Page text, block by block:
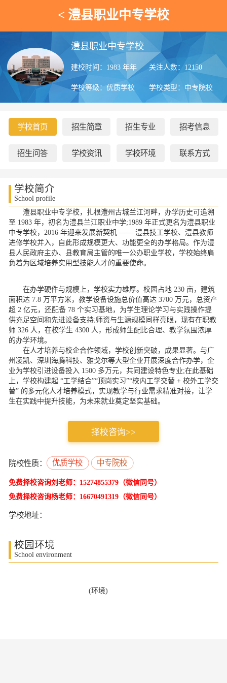
< 澧县职业中专学校
澧县职业中专学校
建校时间：1983 年年 关注人数：12150
学校等级：优质学校 学校类型：中专院校
学校首页 招生简章 招生专业 招考信息
招生问答 学校资讯 学校环境 联系方式
学校简介
School profile
澧县职业中专学校，扎根澧州古城兰江河畔，办学历史可追溯
至 1983 年，初名为澧县兰江职业中学;1989 年正式更名为澧县职业
中专学校，2016 年迎来发展新契机 —— 澧县技工学校、澧县教师
进修学校并入，自此形成规模更大、功能更全的办学格局。作为澧
县人民政府主办、县教育局主管的唯一公办职业学校，学校始终肩
负着为区域培养实用型技能人才的重要使命。​
在办学硬件与规模上，学校实力雄厚。校园占地 230 亩，建筑
面积达 7.8 万平方米，教学设备设施总价值高达 3700 万元，总资产
超 2 亿元，还配备 78 个实习基地，为学生理论学习与实践操作提
供充足空间和先进设备支持;师资与生源规模同样亮眼，现有在职教
师 326 人，在校学生 4300 人，形成师生配比合理、教学氛围浓厚
的办学环境。​
在人才培养与校企合作领域，学校创新突破，成果显著。与广
州凌凯、深圳海腾科技、雅戈尔等大型企业开展深度合作办学，企
业为学校引进设备投入 1500 多万元，共同建设特色专业;在此基础
上，学校构建起 “工学结合”“顶岗实习”“校内工学交替 + 校外工学交
替” 的多元化人才培养模式，实现教学与行业需求精准对接，让学
生在实践中提升技能，为未来就业奠定坚实基础。​
择校咨询>>
院校性质： 优质学校 中专院校
免费择校咨询刘老师：15274855379（微信同号）
免费择校咨询杨老师：16670491319（微信同号）
学校地址：
校园环境
School environment
(环境)